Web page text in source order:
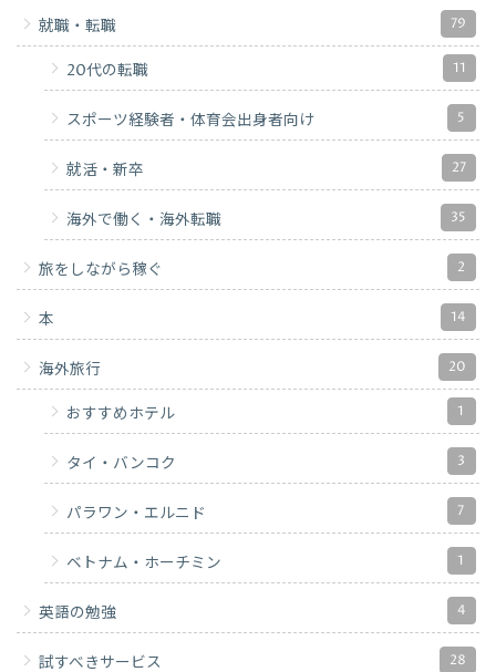
就職・転職 79
20代の転職 11
スポーツ経験者・体育会出身者向け 5
就活・新卒 27
海外で働く・海外転職 35
旅をしながら稼ぐ 2
本 14
海外旅行 20
おすすめホテル 1
タイ・バンコク 3
パラワン・エルニド 7
ベトナム・ホーチミン 1
英語の勉強 4
試すべきサービス 28